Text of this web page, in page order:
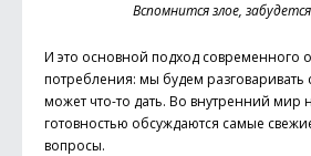
Вспомнится злое,
И это основной подход современного
потребления: мы будем разговаривать
может что-то дать. Во внутренний мир
готовностью обсуждаются самые
вопросы.